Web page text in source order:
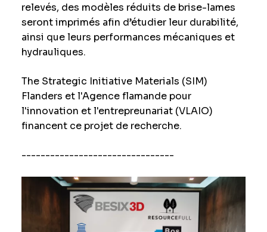
relevés, des modèles réduits de brise-lames
seront imprimés afin d’étudier leur durabilité,
ainsi que leurs performances mécaniques et
hydrauliques.
The Strategic Initiative Materials (SIM)
Flanders et l'Agence flamande pour
l'innovation et l'entrepreunariat (VLAIO)
financent ce projet de recherche.
--------------------------------